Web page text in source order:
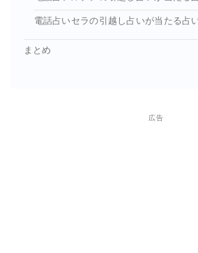
電話占いセラの引越し占いが当たる占
まとめ
広告